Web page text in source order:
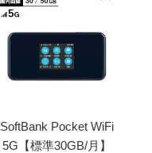
SoftBank Pocket WiFi
5G【標準30GB/月】